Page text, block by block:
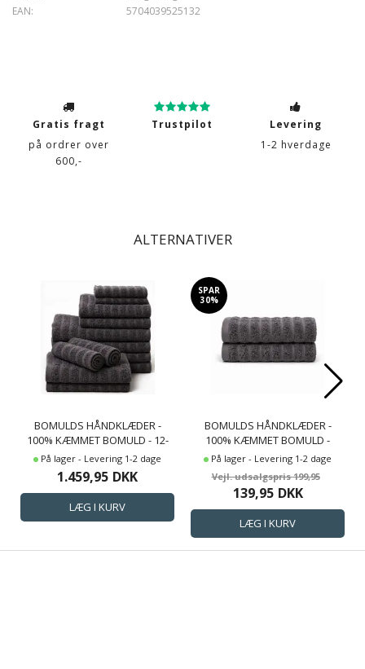
5704039525132
EAN:
Gratis fragt
på ordrer over
600,-
Trustpilot
Levering
1-2 hverdage
ALTERNATIVER
BOMULDS HÅNDKLÆDER -
100% KÆMMET BOMULD - 12-
PAK - MØRKEGRÅ
På lager - Levering 1-2 dage
1.459,95 DKK
SPAR
30%
BOMULDS HÅNDKLÆDER -
100% KÆMMET BOMULD -
50X100 CM - 2-PAK -
MØRKEGRÅ
På lager - Levering 1-2 dage
199,95
139,95 DKK